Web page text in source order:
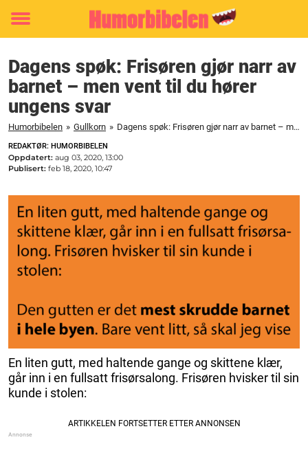
Toggle
Dagens spøk: Frisøren gjør narr av
barnet – men vent til du hører
ungens svar
Humorbibelen » Gullkorn » Dagens spøk: Frisøren gjør narr av barnet – men vent til du hører ungens svar
REDAKTØR: HUMORBIBELEN
Oppdatert: aug 03, 2020, 13:00
Publisert: feb 18, 2020, 10:47
En liten gutt, med haltende gange og skittene klær,
går inn i en fullsatt frisørsalong. Frisøren hvisker til sin
kunde i stolen: